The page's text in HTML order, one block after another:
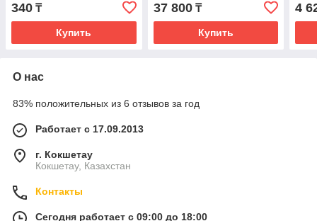
340 ₸
Купить
37 800₸
Купить
4
О нас
83% положительных из 6 отзывов за год
Работает с 17.09.2013
г. Кокшетау
Кокшетау, Казахстан
Контакты
Сегодня работает с 09:00 до 18:00